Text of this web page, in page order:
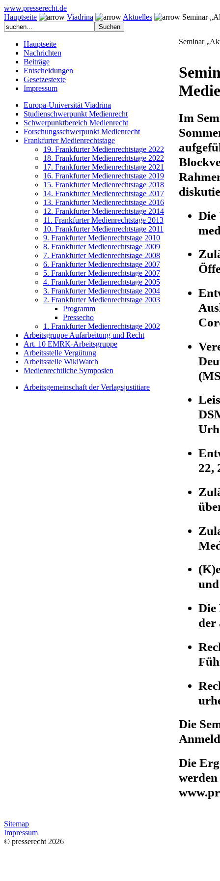
www.presserecht.de
Hauptseite
Viadrina Aktuelles Seminar
Hauptseite
Nachrichten
Beiträge
Entscheidungen
Gesetzestexte
Impressum
Europa-Universität Viadrina
Studienschwerpunkt Medienrecht
Schwerpunktbereich Medienrecht
Forschungsschwerpunkt Medienrecht
Frankfurter Medienrechtstage
19. Frankfurter Medienrechtstage 2022
18. Frankfurter Medienrechtstage 2022
17. Frankfurter Medienrechtstage 2021
16. Frankfurter Medienrechtstage 2019
15. Frankfurter Medienrechtstage 2018
14. Frankfurter Medienrechtstage 2017
13. Frankfurter Medienrechtstage 2016
12. Frankfurter Medienrechtstage 2014
11. Frankfurter Medienrechtstage 2013
10. Frankfurter Medienrechtstage 2011
9. Frankfurter Medienrechtstage 2010
8. Frankfurter Medienrechtstage 2009
7. Frankfurter Medienrechtstage 2008
6. Frankfurter Medienrechtstage 2007
5. Frankfurter Medienrechtstage 2007
4. Frankfurter Medienrechtstage 2005
3. Frankfurter Medienrechtstage 2004
2. Frankfurter Medienrechtstage 2003
Programm
Pressecho
1. Frankfurter Medienrechtstage 2002
Arbeitsgruppe Aufarbeitung und Recht
Art. 10 EMRK-Arbeitsgruppe
Arbeitsstelle Vergütung
Arbeitsstelle WikiWatch
Medienrechtliche Symposien
Arbeitsgemeinschaft der Verlagsjustitiare
Seminar
Im
Die
22,
Die
der
Die
Die
Sitemap
Impressum
© presserecht 2026